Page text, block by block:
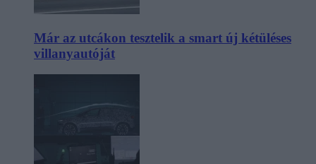
Már az utcákon tesztelik a smart új kétüléses
villanyautóját